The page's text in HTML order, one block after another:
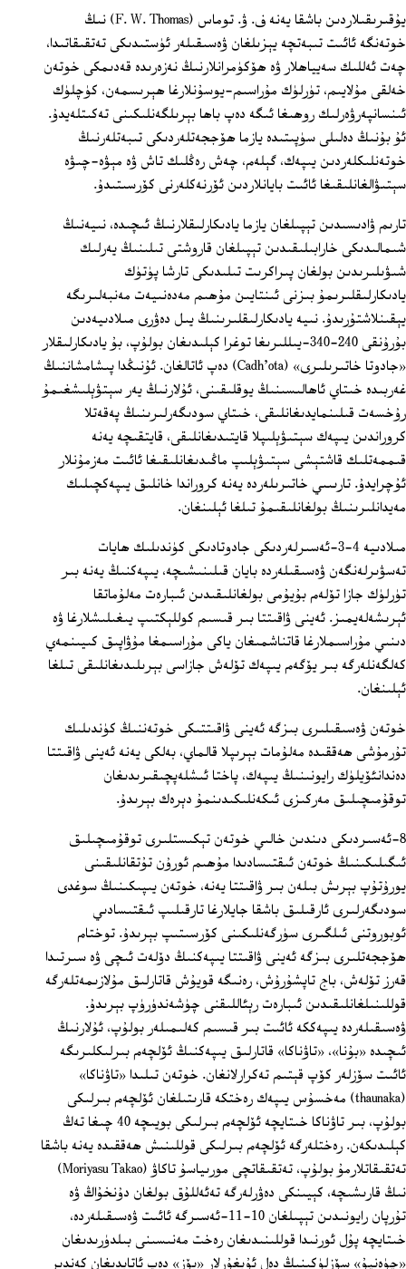
يۇقىرىقىلاردىن باشقا يەنە ف. ۋ. توماس (F. W. Thomas) نىڭ
خوتەنگە ئائىت تىبەتچە يېزىلغان ۋەسىقىلەر ئۈستىدىكى تەتقىقاتىدا،
چەت ئەللىك سەيياھلار ۋە ھۆكۈمرانلارنىڭ نەزەرىدە قەدىمكى خوتەن
خەلقى مۇلايىم، تۈرلۈك مۇراسىم-يوسۇنلارغا ھېرىسمەن، كۈچلۈك
ئىنسانپەرۋەرلىك روھىغا ئىگە دەپ باھا بېرىلگەنلىكىنى تەكىتلەيدۇ.
ئۇ بۇنىڭ دەلىلى سۈپىتىدە يازما ھۆججەتلەردىكى تىبەتلەرنىڭ
خوتەنلىكلەردىن يىپەك، گېلەم، چەش رەڭلىك تاش ۋە مېۋە-چىۋە
سېتىۋالغانلىقىغا ئائىت بايانلاردىن ئۆرنەكلەرنى كۆرسىتىدۇ.
تارىم ۋادىسىدىن تېپىلغان يازما يادىكارلىقلارنىڭ ئىچىدە، نىيەنىڭ
شىمالىدىكى خارابىلىقىدىن تېپىلغان قاروشتى تىلىنىڭ يەرلىك
شىۋىلىرىدىن بولغان پىراكرىت تىلىدىكى تارشا پۈتۈك
يادىكارلىقلىرىمۇ بىزنى ئىنتايىن مۇھىم مەدەنىيەت مەنبەلىرىگە
يېقىنلاشتۇرىدۇ. نىيە يادىكارلىقلىرىنىڭ يىل دەۋرى مىلادىيەدىن
بۇرۇنقى 240-340-يىللىرىغا توغرا كېلىدىغان بولۇپ، بۇ يادىكارلىقلار
«جادوتا خاتىرىلىرى» (Cadh'ota) دەپ ئاتالغان. ئۇنىڭدا پىشامشاننىڭ
غەربىدە خىتاي ئاھالىسىنىڭ يوقلىقىنى، ئۇلارنىڭ يەر سېتۋېلىشغىمۇ
رۇخسەت قىلىنمايدىغانلىقى، خىتاي سودىگەرلىرىنىڭ پەقەتلا
كروراندىن يىپەك سېتىۋېلىپلا قايتىدىغانلىقى، قايتقىچە يەنە
قىممەتلىك قاشتېشى سېتىۋېلىپ ماڭىدىغانلىقىغا ئائىت مەزمۇنلار
ئۇچرايدۇ. تارىىىي خاتىرىلەردە يەنە كروراندا خانلىق يىپەكچىلىك
مەيدانلىرىنىڭ بولغانلىقىمۇ تىلغا ئېلىنغان.
مىلادىيە 4-3-ئەسىرلەردىكى جادوتادىكى كۈندىلىك ھايات
تەسۋىرلەنگەن ۋەسىقىلەردە بايان قىلىنىشىچە، يىپەكنىڭ يەنە بىر
تۈرلۈك جازا تۆلەم بۇيۇمى بولغانلىقىدىن ئىبارەت مەلۇماتقا
ئېرىشەلەيمىز. ئەينى ۋاقىتتا بىر قىسىم كوللېكتىپ يىغىلىشلارغا ۋە
دىنىي مۇراسىملارغا قاتناشمىغان ياكى مۇراسىمغا مۇۋاپىق كىيىنمەي
كەلگەنلەرگە بىر يۆگەم يىپەك تۆلەش جازاسى بېرىلىدىغانلىقى تىلغا
ئېلىنغان.
خوتەن ۋەسىقىلىرى بىزگە ئەينى ۋاقىتتىكى خوتەننىڭ كۈندىلىك
تۇرمۇشى ھەققىدە مەلۇمات بېرىپلا قالماي، بەلكى يەنە ئەينى ۋاقىتتا
دەندانئۆيلۈك رايونىنىڭ يىپەك، پاختا ئىشلەپچىقىرىدىغان
توقۇمىچىلىق مەركىزى ئىكەنلىكىدىنمۇ دېرەك بېرىدۇ.
8-ئەسىردىكى دىندىن خالىي خوتەن تېكىستلىرى توقۇمىچىلىق
ئىگىلىكىنىڭ خوتەن ئىقتىسادىدا مۇھىم ئورۇن تۇتقانلىقىنى
يورۇتۇپ بېرىش بىلەن بىر ۋاقىتتا يەنە، خوتەن يىپىكىنىڭ سوغدى
سودىگەرلىرى ئارقىلىق باشقا جايلارغا تارقىلىپ ئىقتىسادىي
ئوبوروتنى ئىلگىرى سۈرگەنلىكىنى كۆرسىتىپ بېرىدۇ. توختام
ھۆججەتلىرى بىزگە ئەينى ۋاقىتتا يىپەكنىڭ دۆلەت ئىچى ۋە سىرتىدا
قەرز تۆلەش، باج تاپشۇرۇش، رەنىگە قويۇش قاتارلىق مۇلازىمەتلەرگە
قوللىنىلغانلىقىدىن ئىبارەت رېئاللىقنى چۈشەندۈرۈپ بېرىدۇ.
ۋەسىقىلەردە يىپەككە ئائىت بىر قىسىم كەلىمىلەر بولۇپ، ئۇلارنىڭ
ئىچىدە «بۇنا»، «تاۋناكا» قاتارلىق يىپەكنىڭ ئۆلچەم بىرلىكلىرىگە
ئائىت سۆزلەر كۆپ قېتىم تەكرارلانغان. خوتەن تىلىدا «تاۋناكا»
(thaunaka) مەخسۇس يىپەك رەختكە قارىتىلغان ئۆلچەم بىرلىكى
بولۇپ، بىر تاۋناكا خىتايچە ئۆلچەم بىرلىكى بويىچە 40 چىغا تەڭ
كېلىدىكەن. رەختلەرگە ئۆلچەم بىرلىكى قوللىنىش ھەققىدە يەنە باشقا
تەتقىقاتلارمۇ بولۇپ، تەتقىقاتچى مورىياسۇ تاكاۋ (Moriyasu Takao)
نىڭ قارىشىچە، كېيىنكى دەۋرلەرگە تەئەللۇق بولغان دۇنخۇاڭ ۋە
تۇرپان رايونىدىن تېپىلغان 10-11-ئەسىرگە ئائىت ۋەسىقىلەردە،
خىتايچە پۇل ئورنىدا قوللىنىدىغان رەخت مەنىسىنى بىلدۈرىدىغان
«چۈەنپۇ» سۆزلۈكىنىڭ دەل ئۇيغۇرلار «بۆز» دەپ ئاتايدىغان كەندىر